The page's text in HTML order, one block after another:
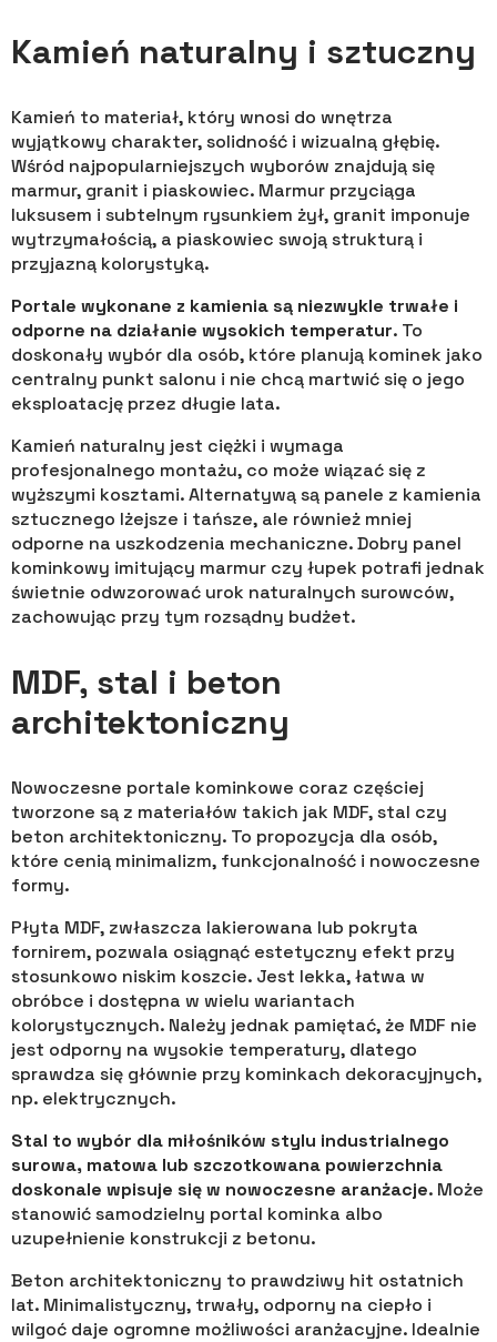
Kamień naturalny i sztuczny
Kamień to materiał, który wnosi do wnętrza
wyjątkowy charakter, solidność i wizualną głębię.
Wśród najpopularniejszych wyborów znajdują się
marmur, granit i piaskowiec. Marmur przyciąga
luksusem i subtelnym rysunkiem żył, granit imponuje
wytrzymałością, a piaskowiec swoją strukturą i
przyjazną kolorystyką.
Portale wykonane z kamienia są niezwykle trwałe i
odporne na działanie wysokich temperatur. To
doskonały wybór dla osób, które planują kominek jako
centralny punkt salonu i nie chcą martwić się o jego
eksploatację przez długie lata.
Kamień naturalny jest ciężki i wymaga
profesjonalnego montażu, co może wiązać się z
wyższymi kosztami. Alternatywą są panele z kamienia
sztucznego lżejsze i tańsze, ale również mniej
odporne na uszkodzenia mechaniczne. Dobry panel
kominkowy imitujący marmur czy łupek potrafi jednak
świetnie odwzorować urok naturalnych surowców,
zachowując przy tym rozsądny budżet.
MDF, stal i beton
architektoniczny
Nowoczesne portale kominkowe coraz częściej
tworzone są z materiałów takich jak MDF, stal czy
beton architektoniczny. To propozycja dla osób,
które cenią minimalizm, funkcjonalność i nowoczesne
formy.
Płyta MDF, zwłaszcza lakierowana lub pokryta
fornirem, pozwala osiągnąć estetyczny efekt przy
stosunkowo niskim koszcie. Jest lekka, łatwa w
obróbce i dostępna w wielu wariantach
kolorystycznych. Należy jednak pamiętać, że MDF nie
jest odporny na wysokie temperatury, dlatego
sprawdza się głównie przy kominkach dekoracyjnych,
np. elektrycznych.
Stal to wybór dla miłośników stylu industrialnego
surowa, matowa lub szczotkowana powierzchnia
doskonale wpisuje się w nowoczesne aranżacje. Może
stanowić samodzielny portal kominka albo
uzupełnienie konstrukcji z betonu.
Beton architektoniczny to prawdziwy hit ostatnich
lat. Minimalistyczny, trwały, odporny na ciepło i
wilgoć daje ogromne możliwości aranżacyjne. Idealnie